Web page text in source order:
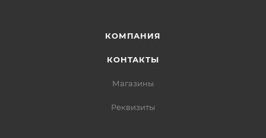
КОМПАНИЯ
КОНТАКТЫ
Магазины
Реквизиты